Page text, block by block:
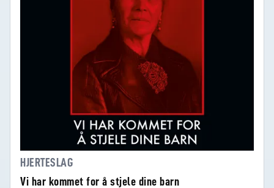
HJERTESLAG
Vi har kommet for å stjele dine barn